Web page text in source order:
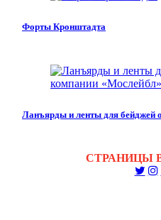
Форты Кронштадта
Ланъярды и ленты для бейджей
СТРАНИЦЫ